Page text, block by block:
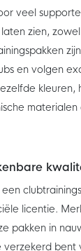
veel
zien,
en volgen
kleuren,
materialen
licentie.
pakken in
bent